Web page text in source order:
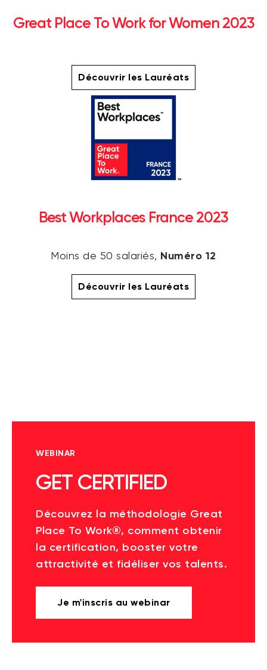
Great Place To Work for Women 2023
Découvrir les Lauréats
Best Workplaces France 2023
Moins de 50 salariés, Numéro 12
Découvrir les Lauréats
WEBINAR
GET CERTIFIED
Découvrez la méthodologie Great
Place To Work®, comment obtenir
la certification, booster votre
attractivité et fidéliser vos talents.
Je m'inscris au webinar